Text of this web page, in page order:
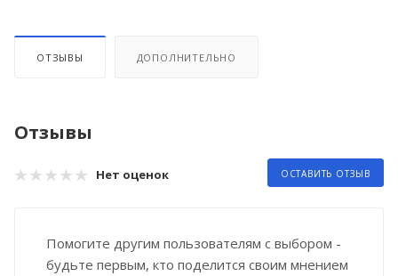
ОТЗЫВЫ ДОПОЛНИТЕЛЬНО
Отзывы
Нет оценок ОСТАВИТЬ ОТЗЫВ
Помогите другим пользователям с выбором -
будьте первым, кто поделится своим мнением